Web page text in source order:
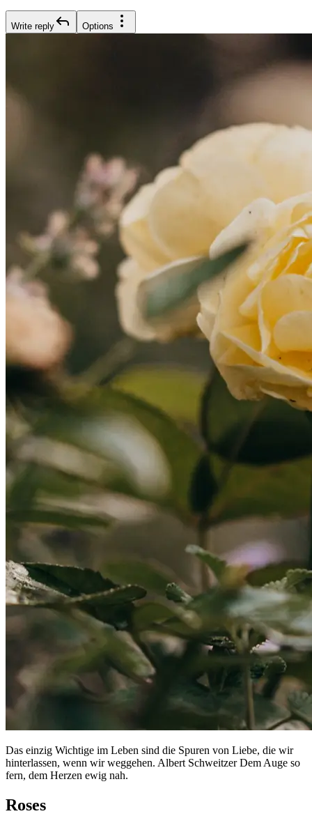
Write reply Options
Das einzig Wichtige im Leben sind die Spuren von Liebe, die wir
hinterlassen, wenn wir weggehen. Albert Schweitzer Dem Auge so
fern, dem Herzen ewig nah.
Roses